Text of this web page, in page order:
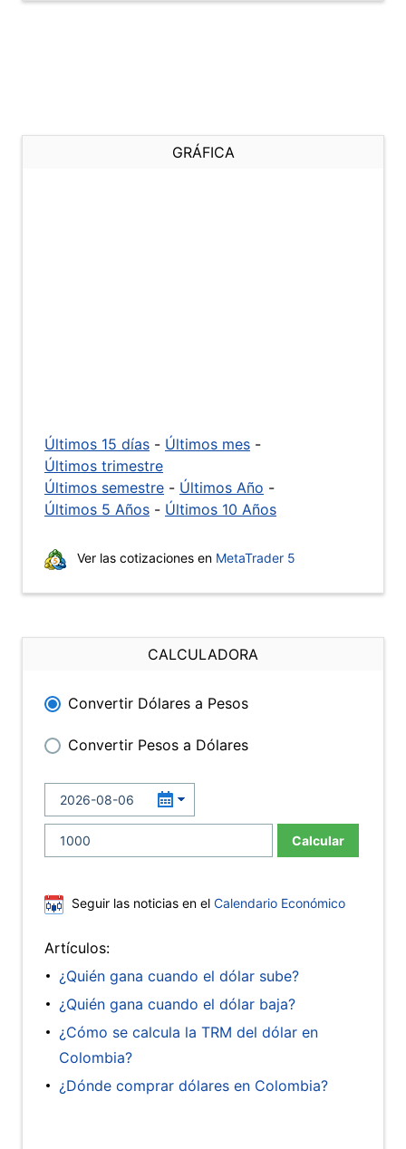
GRÁFICA
Últimos 15 días - Últimos mes -
Últimos trimestre
Últimos semestre - Últimos Año -
Últimos 5 Años - Últimos 10 Años
Ver las cotizaciones en MetaTrader 5
CALCULADORA
Convertir Dólares a Pesos
Convertir Pesos a Dólares
Calcular
Seguir las noticias en el Calendario Económico
Artículos:
¿Quién gana cuando el dólar sube?
¿Quién gana cuando el dólar baja?
¿Cómo se calcula la TRM del dólar en
Colombia?
¿Dónde comprar dólares en Colombia?